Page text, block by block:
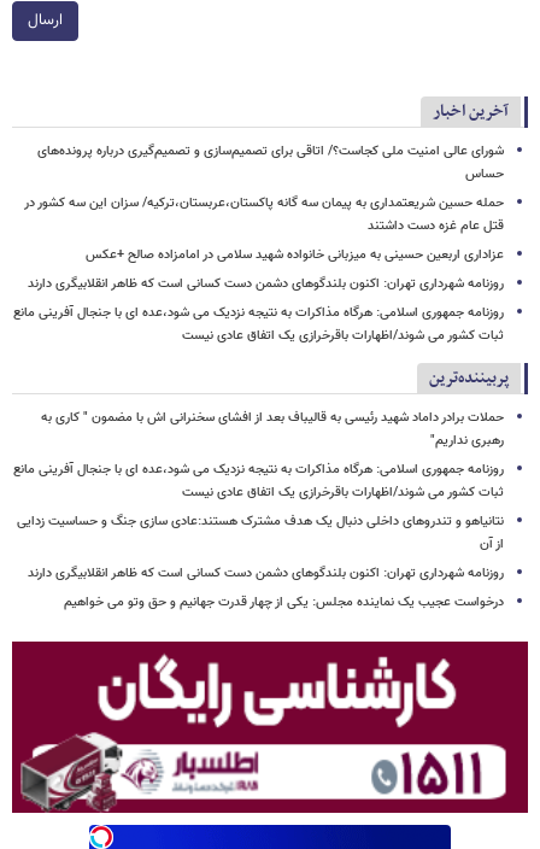
ارسال
آخرین اخبار
شورای عالی امنیت ملی کجاست؟/ اتاقی برای تصمیم‌سازی و تصمیم‌گیری درباره پرونده‌های
حساس
حمله حسین شریعتمداری به پیمان سه گانه پاکستان،عربستان،ترکیه/ سزان این سه کشور در
قتل عام غزه دست داشتند
عزاداری اربعین حسینی به میزبانی خانواده شهید سلامی در امامزاده صالح +عکس
روزنامه شهرداری تهران: اکنون بلندگوهای دشمن دست کسانی است که ظاهر انقلابیگری دارند
روزنامه جمهوری اسلامی: هرگاه مذاکرات به نتیجه نزدیک می شود،عده ای با جنجال آفرینی مانع
ثبات کشور می شوند/اظهارات باقرخرازی یک اتفاق عادی نیست
پربیننده‌ترین
حملات برادر داماد شهید رئیسی به قالیباف بعد از افشای سخنرانی اش با مضمون " کاری به
رهبری نداریم"
روزنامه جمهوری اسلامی: هرگاه مذاکرات به نتیجه نزدیک می شود،عده ای با جنجال آفرینی مانع
ثبات کشور می شوند/اظهارات باقرخرازی یک اتفاق عادی نیست
نتانیاهو و تندروهای داخلی دنبال یک هدف مشترک هستند:عادی سازی جنگ و حساسیت زدایی
از آن
روزنامه شهرداری تهران: اکنون بلندگوهای دشمن دست کسانی است که ظاهر انقلابیگری دارند
درخواست عجیب یک نماینده مجلس: یکی از چهار قدرت جهانیم و حق وتو می خواهیم